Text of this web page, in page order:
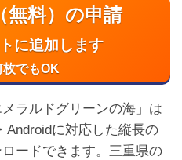
無料）の申請
に追加します
枚でもOK
ラルドグリーンの海」は
Androidに対応した縦長の
ードできます。三重県の